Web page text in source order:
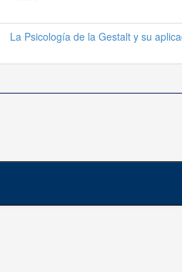
La Psicología de la Gestalt y su